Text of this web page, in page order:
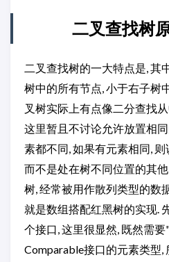
二叉查找树
二叉查找树的一大特点是, 其
树中的所有节点, 小于右子树
叉树实际上有点像二分查找
这里暂且不讨论允许放置相
素都不同, 如果有元素相同,
而不是处在树不同位置的其
树, 经常被用作散列类型的数
就是数组搭配红黑树的实现.
个接口, 这里很显然, 既然需
Comparable接口的元素类型,